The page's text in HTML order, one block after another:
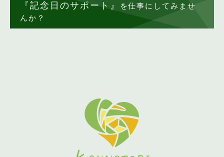
『記念日のサポート』
を仕事にしてみませ
んか？